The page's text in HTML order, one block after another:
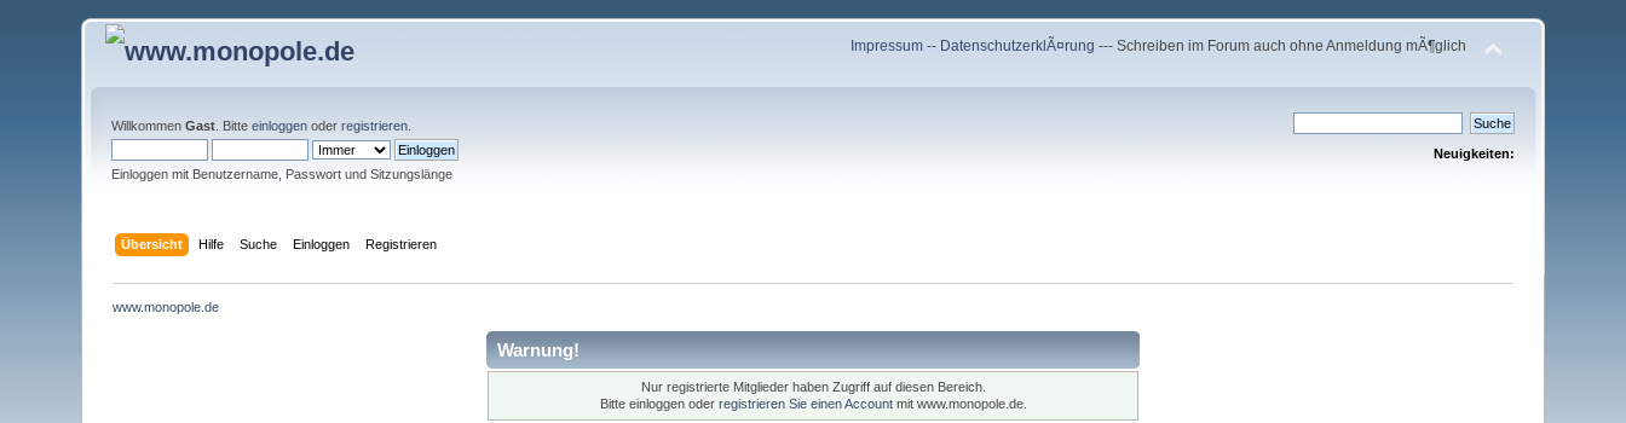
Impressum -- DatenschutzerklÃ¤rung --- Schreiben im Forum auch ohne Anmeldung mÃ¶glich
WillkommenGast . Bitteeinloggen oderregistrieren
Einloggen mit Benutzername, Passwort und Sitzungslänge
Neuigkeiten:
Übersicht Hilfe Suche Einloggen Registrieren
www.monopole.de
Warnung!
Nur registrierte Mitglieder haben Zugriff auf diesen Bereich.
Bitte einloggen oder registrieren Sie einen Accountmit www.monopole.de.